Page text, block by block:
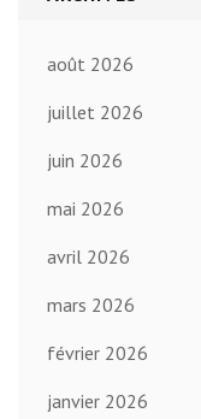
août 2026
juillet 2026
juin 2026
mai 2026
avril 2026
mars 2026
février 2026
janvier 2026